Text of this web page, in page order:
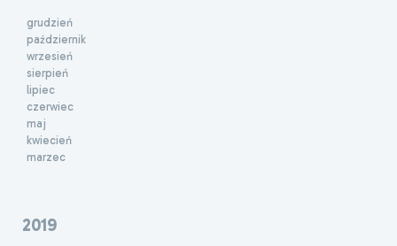
grudzień
październik
wrzesień
sierpień
lipiec
czerwiec
maj
kwiecień
marzec
2019